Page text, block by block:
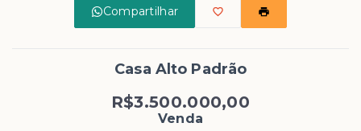
Compartilhar
Casa Alto Padrão
R$3.500.000,00
Venda